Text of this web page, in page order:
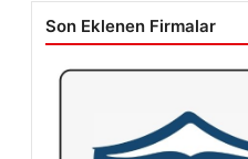
Son Eklenen Firmalar